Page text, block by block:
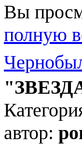
Вы
полную
автор: